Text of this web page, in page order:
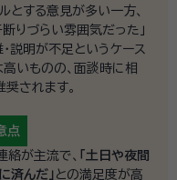
とする意見が多い一方、
断りづらい雰囲気だった」
説明が不足というケース
いものの、面談時に相
されます。
点
が主流で、 「土日や夜間
済んだ」 との満足度が高